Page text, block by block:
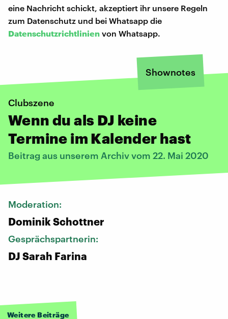
eine Nachricht schickt, akzeptiert ihr unsere Regeln
zum Datenschutz und bei Whatsapp die
Datenschutzrichtlinien von Whatsapp.
Shownotes
Clubszene
Wenn du als DJ keine
Termine im Kalender hast
Beitrag aus unserem Archiv vom 22. Mai 2020
Moderation:
Dominik Schottner
Gesprächspartnerin:
DJ Sarah Farina
Weitere Beiträge